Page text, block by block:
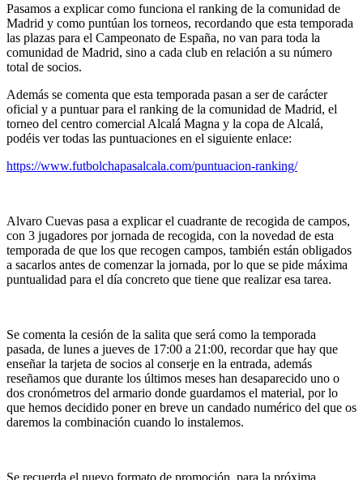
Pasamos a explicar como funciona el ranking de la comunidad de
Madrid y como puntúan los torneos, recordando que esta temporada
las plazas para el Campeonato de España, no van para toda la
comunidad de Madrid, sino a cada club en relación a su número
total de socios.
Además se comenta que esta temporada pasan a ser de carácter
oficial y a puntuar para el ranking de la comunidad de Madrid, el
torneo del centro comercial Alcalá Magna y la copa de Alcalá,
podéis ver todas las puntuaciones en el siguiente enlace:
https://www.futbolchapasalcala.com/puntuacion-ranking/
Alvaro Cuevas pasa a explicar el cuadrante de recogida de campos,
con 3 jugadores por jornada de recogida, con la novedad de esta
temporada de que los que recogen campos, también están obligados
a sacarlos antes de comenzar la jornada, por lo que se pide máxima
puntualidad para el día concreto que tiene que realizar esa tarea.
Se comenta la cesión de la salita que será como la temporada
pasada, de lunes a jueves de 17:00 a 21:00, recordar que hay que
enseñar la tarjeta de socios al conserje en la entrada, además
reseñamos que durante los últimos meses han desaparecido uno o
dos cronómetros del armario donde guardamos el material, por lo
que hemos decidido poner en breve un candado numérico del que os
daremos la combinación cuando lo instalemos.
Se recuerda el nuevo formato de promoción, para la próxima